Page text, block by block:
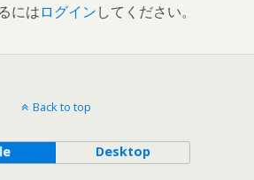
にはログインしてください。
Back to top
Desktop